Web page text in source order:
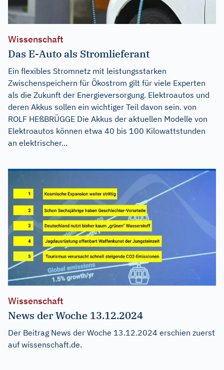
Wissenschaft
Das E-Auto als Stromlieferant
Ein flexibles Stromnetz mit leistungsstarken
Zwischenspeichern für Ökostrom gilt für viele Experten
als die Zukunft der Energieversorgung. Elektroautos und
deren Akkus sollen ein wichtiger Teil davon sein. von
ROLF HEßBRÜGGE Die Akkus der aktuellen Modelle von
Elektroautos können etwa 40 bis 100 Kilowattstunden
an elektrischer...
Wissenschaft
News der Woche 13.12.2024
Der Beitrag News der Woche 13.12.2024 erschien zuerst
auf wissenschaft.de.